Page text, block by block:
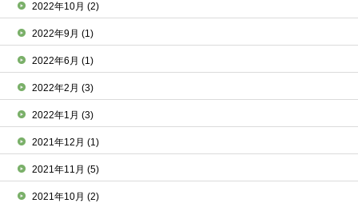
2022年10月(2)
2022年9月(1)
2022年6月(1)
2022年2月(3)
2022年1月(3)
2021年12月(1)
2021年11月(5)
2021年10月(2)